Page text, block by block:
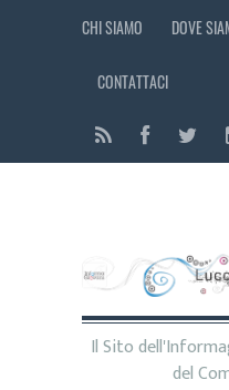
CHI SIAMO DOVE
CONTATTACI
Il Sito
del